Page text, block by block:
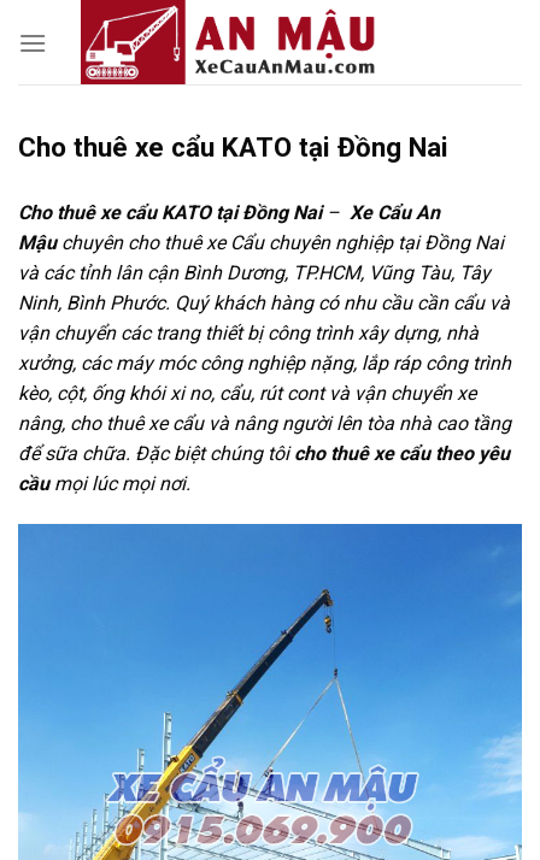
Cho thuê xe cẩu KATO tại Đồng Nai
Cho thuê xe cẩu KATO tại Đồng Nai – Xe Cẩu An
Mậuchuyên cho thuê xe Cẩu chuyên nghiệp tại Đồng Nai
và các tỉnh lân cận Bình Dương, TP.HCM, Vũng Tàu, Tây
Ninh, Bình Phước. Quý khách hàng có nhu cầu cần cẩu và
vận chuyển các trang thiết bị công trình xây dựng, nhà
xưởng, các máy móc công nghiệp nặng, lắp ráp công trình
kèo, cột, ống khói xi no, cẩu, rút cont và vận chuyển xe
nâng, cho thuê xe cẩu và nâng người lên tòa nhà cao tầng
để sữa chữa. Đặc biệt chúng tôicho thuê xe cẩu theo yêu
cầumọi lúc mọi nơi.